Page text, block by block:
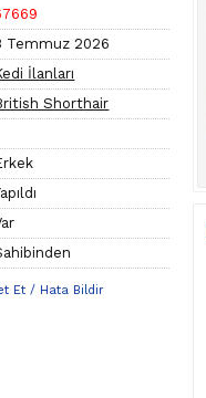
Temmuz 2026
İlanları
Shorthair
Et / Hata Bildir